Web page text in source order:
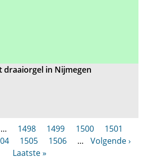
draaiorgel in Nijmegen
… 1498 1499 1500
1501
1505 1506 …
Volgende ›
Laatste »